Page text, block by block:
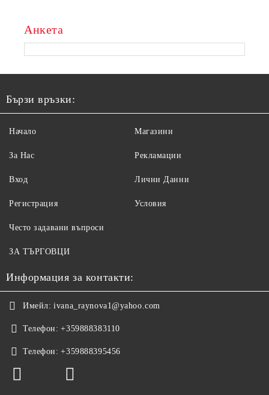
Анкета
Бързи връзки:
Начало
За Нас
Вход
Регистрация
Магазини
Рекламации
Лични Данни
Условия
Често задавани въпроси
ЗА ТЪРГОВЦИ
Информация за контакти:
Имейл: ivana_raynova1@yahoo.com
Телефон: +359888383110
Телефон: +359888395456